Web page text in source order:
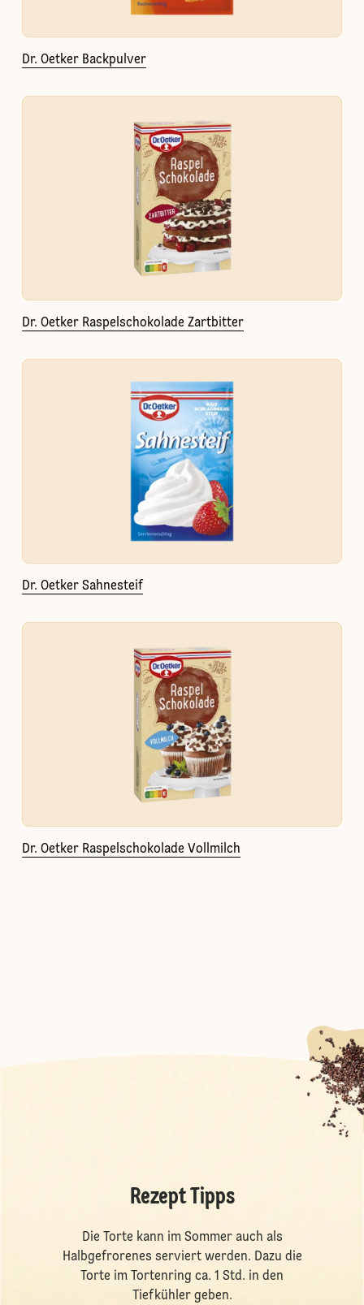
Dr. Oetker Backpulver
Dr. Oetker Raspelschokolade Zartbitter
Dr. Oetker Sahnesteif
Dr. Oetker Raspelschokolade Vollmilch
Rezept Tipps
Die Torte kann im Sommer auch als
Halbgefrorenes serviert werden. Dazu die
Torte im Tortenring ca. 1 Std. in den
Tiefkühler geben.